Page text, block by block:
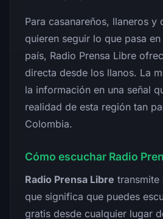
Para casanareños, llaneros y
quieren seguir lo que pasa
país, Radio Prensa Libre
directa desde los llanos. La
la información en una señal
realidad de esta región tan
Colombia.
Cómo escuchar Radio
Radio Prensa Libre transmite
que significa que puedes
gratis desde cualquier lugar